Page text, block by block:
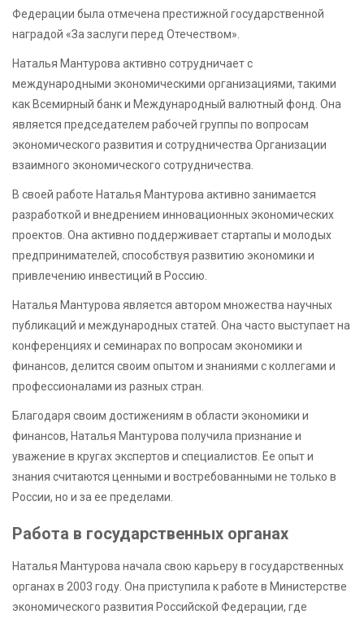
Федерации была отмечена престижной государственной
наградой «За заслуги перед Отечеством».
Наталья Мантурова активно сотрудничает с
международными экономическими организациями, такими
как Всемирный банк и Международный валютный фонд. Она
является председателем рабочей группы по вопросам
экономического развития и сотрудничества Организации
взаимного экономического сотрудничества.
В своей работе Наталья Мантурова активно занимается
разработкой и внедрением инновационных экономических
проектов. Она активно поддерживает стартапы и молодых
предпринимателей, способствуя развитию экономики и
привлечению инвестиций в Россию.
Наталья Мантурова является автором множества научных
публикаций и международных статей. Она часто выступает на
конференциях и семинарах по вопросам экономики и
финансов, делится своим опытом и знаниями с коллегами и
профессионалами из разных стран.
Благодаря своим достижениям в области экономики и
финансов, Наталья Мантурова получила признание и
уважение в кругах экспертов и специалистов. Ее опыт и
знания считаются ценными и востребованными не только в
России, но и за ее пределами.
Работа в государственных органах
Наталья Мантурова начала свою карьеру в государственных
органах в 2003 году. Она приступила к работе в Министерстве
экономического развития Российской Федерации, где